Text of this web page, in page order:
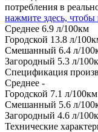
потребления в
нажмите здесь,
Среднее 6.9 л/100км
Городской 13.8 л/
Смешанный 6.4 л/
Загородный 5.3 л/
Спецификация
Среднее -
Городской 7.1 л/100км
Смешанный 5.6 л/
Загородный 4.6 л/
Технические